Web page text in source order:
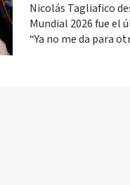
Nicolás Tagliafico
Mundial 2026 fue el
“Ya no me da para